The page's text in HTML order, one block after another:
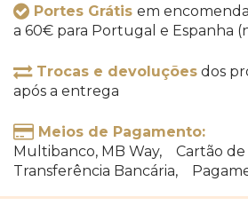
Portes Grátis em
a 60€ para Portugal e Espanha
Trocas e devoluções dos
após a entrega
Meios de Pagamento:
Multibanco, MB Way, Cartão
Transferência Bancária,